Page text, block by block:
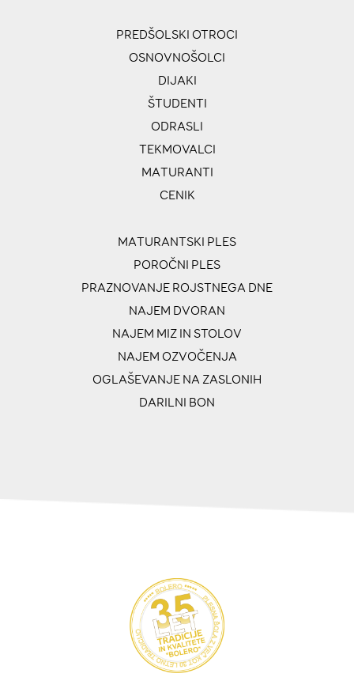
PREDŠOLSKI OTROCI
OSNOVNOŠOLCI
DIJAKI
ŠTUDENTI
ODRASLI
TEKMOVALCI
MATURANTI
CENIK
MATURANTSKI PLES
POROČNI PLES
PRAZNOVANJE ROJSTNEGA DNE
NAJEM DVORAN
NAJEM MIZ IN STOLOV
NAJEM OZVOČENJA
OGLAŠEVANJE NA ZASLONIH
DARILNI BON